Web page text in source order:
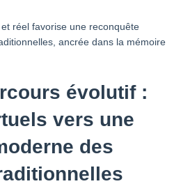
réel favorise une reconquête
ancrée dans la mémoire
évolutif :
vers une
des